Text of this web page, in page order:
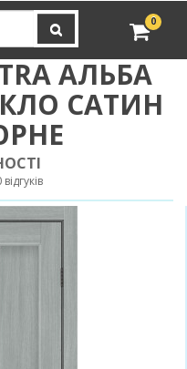
0
АЛЬБА
САТИН
відгуків